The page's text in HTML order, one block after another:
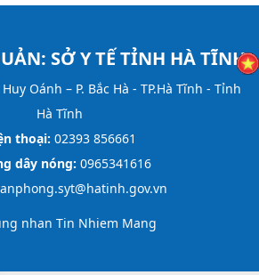
SỞ Y TẾ TỈNH HÀ TĨNH
Oánh – P. Bắc Hà - TP.Hà Tĩnh - Tỉnh
Hà Tĩnh
thoại: 02393 856661
dây nóng: 0965341616